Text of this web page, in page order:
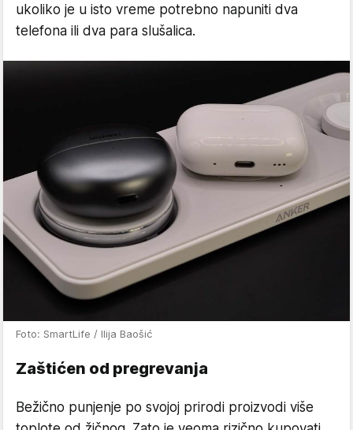
ukoliko je u isto vreme potrebno napuniti dva
telefona ili dva para slušalica.
Foto: SmartLife / Ilija Baošić
Zaštićen od pregrevanja
Bežično punjenje po svojoj prirodi proizvodi više